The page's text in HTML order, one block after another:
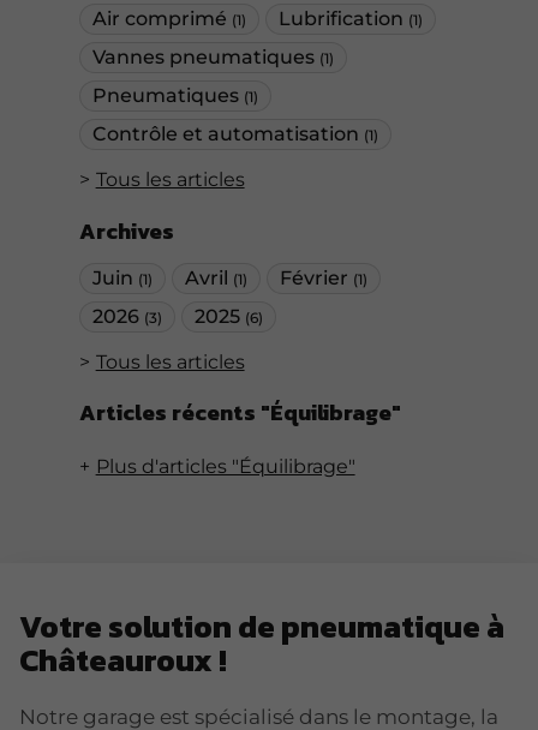
Air comprimé (1) Lubrification (1)
Vannes pneumatiques (1)
Pneumatiques (1)
Contrôle et automatisation (1)
Tous les articles
Archives
Juin (1) Avril (1) Février (1)
2026 (3) 2025 (6)
Tous les articles
Articles récents "Équilibrage"
Plus d'articles "Équilibrage"
Votre solution de pneumatique à
Châteauroux !
Notre garage est spécialisé dans le montage, la